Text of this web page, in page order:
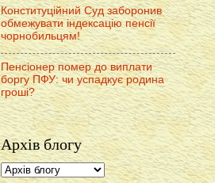
Конституційний Суд заборонив
обмежувати індексацію пенсії
чорнобильцям!
Пенсіонер помер до виплати
боргу ПФУ: чи успадкує родина
гроші?
Архів блогу